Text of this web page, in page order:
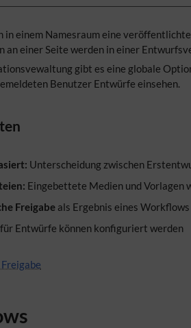
in einem Namesraum eine
an einer Seite werden in einer
gibt es eine globale
Benutzer Entwürfe einsehen.
Unterscheidung zwischen
Eingebettete Medien und Vorlagen
Freigabe als Ergebnis eines
für Entwürfe können konfiguriert werden